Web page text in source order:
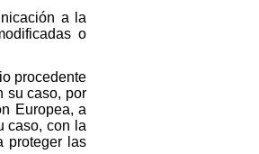
a la
o
procedente
su caso, por
Europea, a
caso, con la
proteger las